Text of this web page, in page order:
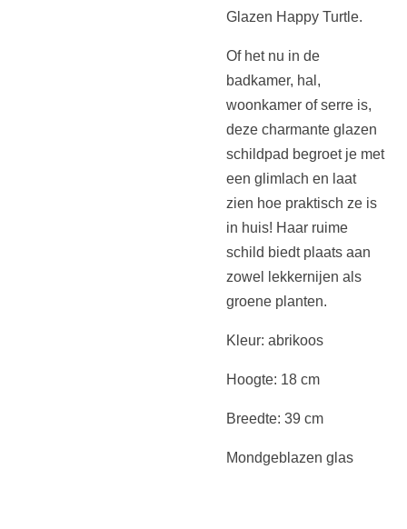
Glazen Happy Turtle.
Of het nu in de
badkamer, hal,
woonkamer of serre is,
deze charmante glazen
schildpad begroet je met
een glimlach en laat
zien hoe praktisch ze is
in huis! Haar ruime
schild biedt plaats aan
zowel lekkernijen als
groene planten.
Kleur: abrikoos
Hoogte: 18 cm
Breedte: 39 cm
Mondgeblazen glas